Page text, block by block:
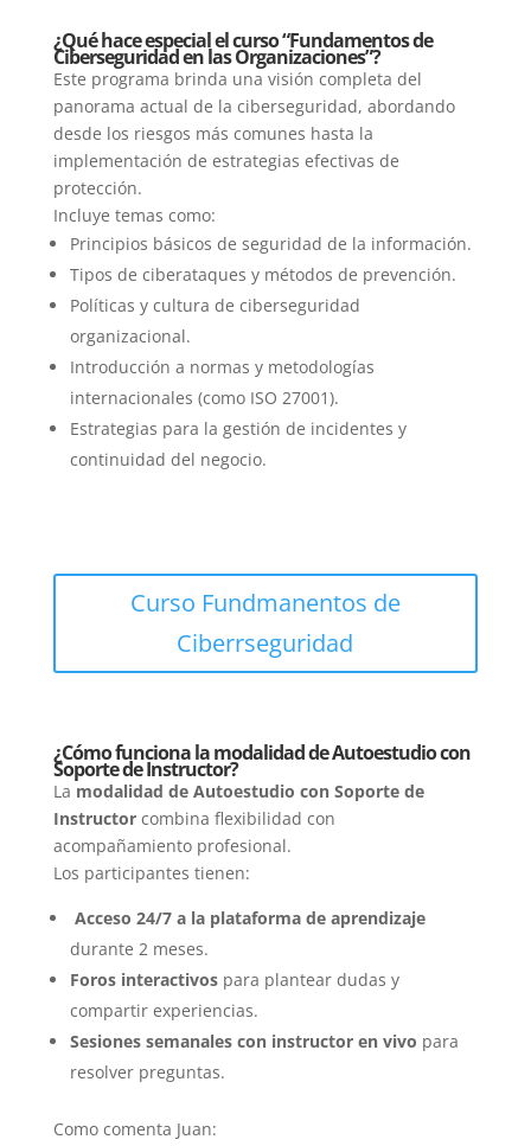
¿Qué hace especial el curso “Fundamentos de
Ciberseguridad en las Organizaciones”?
Este programa brinda una visión completa del
panorama actual de la ciberseguridad, abordando
desde los riesgos más comunes hasta la
implementación de estrategias efectivas de
protección.
Incluye temas como:
Principios básicos de seguridad de la información.
Tipos de ciberataques y métodos de prevención.
Políticas y cultura de ciberseguridad
organizacional.
Introducción a normas y metodologías
internacionales (como ISO 27001).
Estrategias para la gestión de incidentes y
continuidad del negocio.
Curso Fundmanentos de
Ciberrseguridad
¿Cómo funciona la modalidad de Autoestudio con
Soporte de Instructor?
La modalidad de Autoestudio con Soporte de
Instructorcombina flexibilidad con
acompañamiento profesional.
Los participantes tienen:
Acceso 24/7 a la plataforma de aprendizaje
durante 2 meses.
Foros interactivospara plantear dudas y
compartir experiencias.
Sesiones semanales con instructor en vivo para
resolver preguntas.
Como comenta Juan: